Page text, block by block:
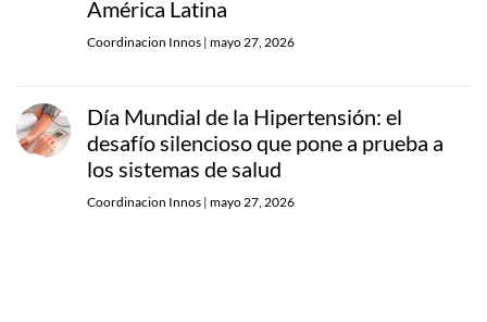
América Latina
Coordinacion Innos | mayo 27, 2026
Día Mundial de la Hipertensión: el
desafío silencioso que pone a prueba a
los sistemas de salud
Coordinacion Innos | mayo 27, 2026